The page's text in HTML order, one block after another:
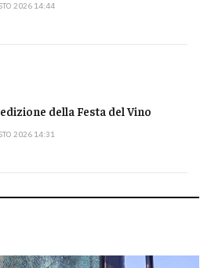
2026 14:44
della Festa del Vino
2026 14:31